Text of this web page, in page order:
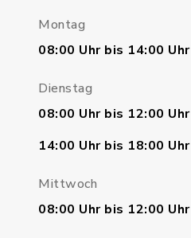
Montag
08:00 Uhr bis 14:00 Uhr
Dienstag
08:00 Uhr bis 12:00 Uhr
14:00 Uhr bis 18:00 Uhr
Mittwoch
08:00 Uhr bis 12:00 Uhr